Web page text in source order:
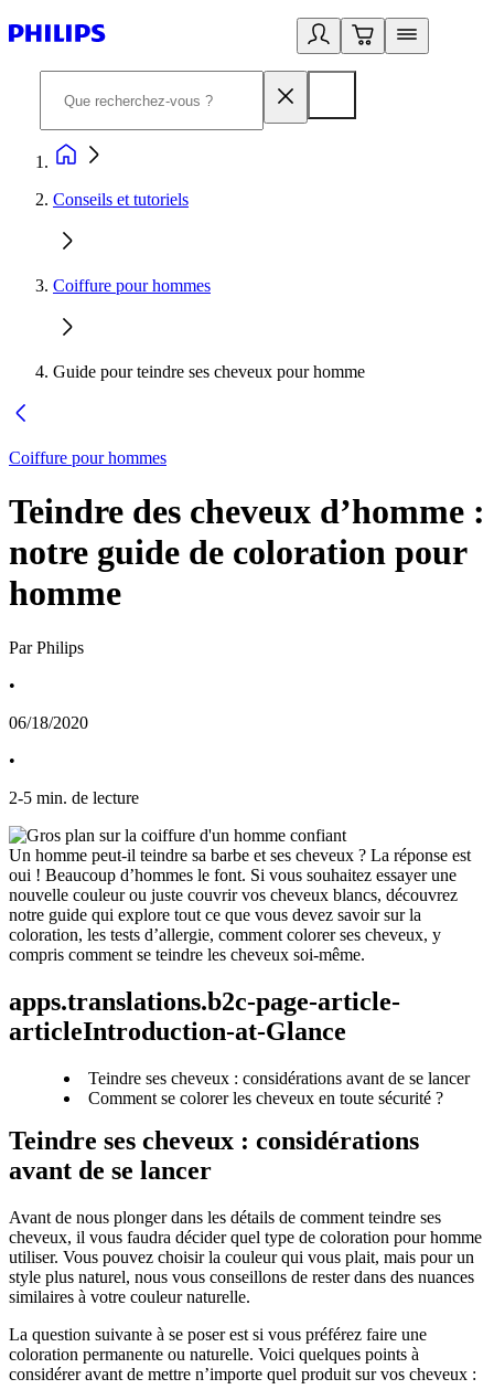
Conseils et tutoriels
Coiffure pour hommes
Guide pour teindre ses cheveux pour homme
Coiffure pour hommes
Teindre des cheveux d’homme :
notre guide de coloration pour
homme
Par Philips
•
06/18/2020
•
2-5 min. de lecture
Un homme peut-il teindre sa barbe et ses cheveux ? La réponse est
oui ! Beaucoup d’hommes le font. Si vous souhaitez essayer une
nouvelle couleur ou juste couvrir vos cheveux blancs, découvrez
notre guide qui explore tout ce que vous devez savoir sur la
coloration, les tests d’allergie, comment colorer ses cheveux, y
compris comment se teindre les cheveux soi-même.
apps.translations.b2c-page-article-
articleIntroduction-at-Glance
Teindre ses cheveux : considérations avant de se lancer
Comment se colorer les cheveux en toute sécurité ?
Teindre ses cheveux : considérations
avant de se lancer
Avant de nous plonger dans les détails de comment teindre ses
cheveux, il vous faudra décider quel type de coloration pour homme
utiliser. Vous pouvez choisir la couleur qui vous plait, mais pour un
style plus naturel, nous vous conseillons de rester dans des nuances
similaires à votre couleur naturelle.
La question suivante à se poser est si vous préférez faire une
coloration permanente ou naturelle. Voici quelques points à
considérer avant de mettre n’importe quel produit sur vos cheveux :